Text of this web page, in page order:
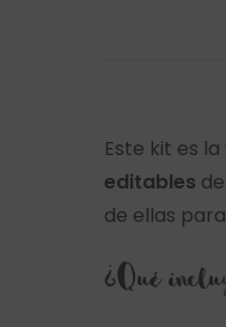
Este kit es
editables
de ellas
¿Qué